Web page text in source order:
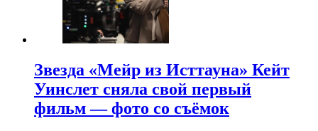
Звезда «Мейр из Исттауна» Кейт
Уинслет сняла свой первый
фильм — фото со съёмок